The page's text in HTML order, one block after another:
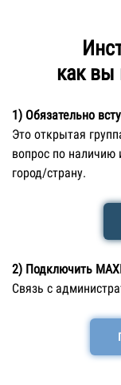
как вы
1) Обязательно
Это открытая
вопрос по наличию
город/страну.
2) Подключить
Связь с